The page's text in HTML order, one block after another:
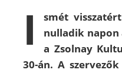
I
smét
nulladik napon
a Zsolnay
30-án. A